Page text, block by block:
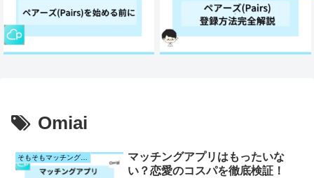
Omiai
そもそもマッチングアプリって？
マッチングアプリはもったいな
い？恋愛のコスパを徹底検証！